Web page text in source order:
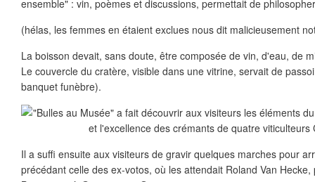
ensemble" : vin, poèmes et discussions, permettait de
(hélas, les femmes en étaient exclues nous dit malicieusement
La boisson devait, sans doute, être composée de vin, d'eau, de
Le couvercle du cratère, visible dans une vitrine, servait de
banquet funèbre).
Il a suffi ensuite aux visiteurs de gravir quelques marches pour
précédant celle des ex-votos, où les attendait Roland Van